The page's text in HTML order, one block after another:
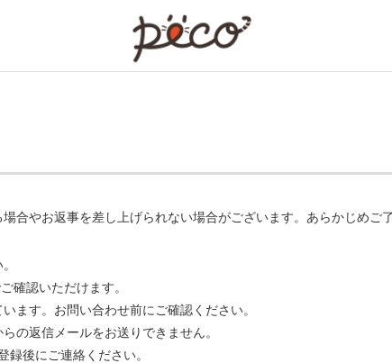
合やお返事を差し上げられない場合がございます。あらかじめご
確認いただけます。
ます。お問い合わせ前にご確認ください。
の返信メールをお送りできません。
後にご連絡ください。